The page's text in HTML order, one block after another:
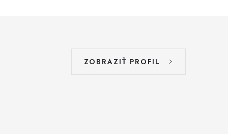
ZOBRAZIŤ PROFIL